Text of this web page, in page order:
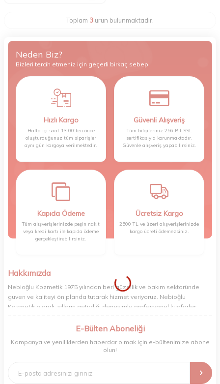
Toplam 3 ürün bulunmaktadır.
Neden Biz?
Bizleri tercih etmeniz için geçerli birkaç sebep.
Hızlı Kargo
Hafta içi saat 13:00’ten önce
oluşturduğunuz tüm siparişler
aynı gün kargoya verilmektedir.
Güvenli Alışveriş
Tüm bilgileriniz 256 Bit SSL
sertifikasıyla korunmaktadır.
Güvenle alışveriş yapabilirsiniz.
Kapıda Ödeme
Tüm alışverişlerinizde peşin nakit
veya kredi kartı ile kapıda ödeme
gerçekleştirebilirsiniz.
Ücretsiz Kargo
2500 TL ve üzeri alışverişlerinizde
kargo ücreti ödemezsiniz.
Hakkımızda
Nebioğlu Kozmetik 1975 yılından beri güzellik ve bakım sektöründe
güven ve kaliteyi ön planda tutarak hizmet veriyoruz. Nebioğlu
Kozmetik olarak, yılların getirdiği deneyimle profesyonel kuaförler,
odaklanıyoruz. Doğal içerikleri bilimsel formüllerle birleştirerek saç ve
ihtiyaçlarını dinleyerek her zaman en iyisini sunmayı hedefliyor,
bağlılığımızla güzellik yolculuğunuzda yanınızdayız.
E-Bülten Aboneliği
Kampanya ve yeniliklerden haberdar olmak için e-bültenimize abone
olun!